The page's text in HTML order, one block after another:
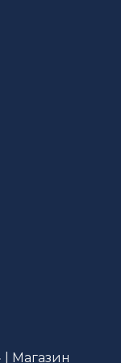
Магазин